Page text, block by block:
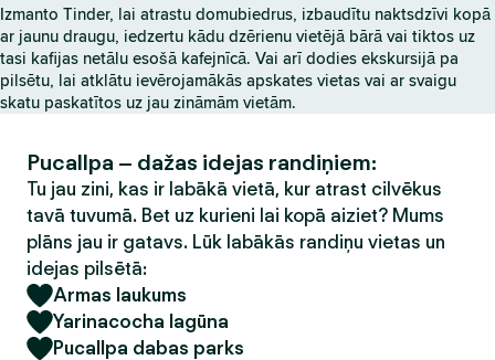
p
a
Izmanto Tinder, lai atrastu domubiedrus, izbaudītu naktsdzīvi kopā
ar jaunu draugu, iedzertu kādu dzērienu vietējā bārā vai tiktos uz
tasi kafijas netālu esošā kafejnīcā. Vai arī dodies ekskursijā pa
pilsētu, lai atklātu ievērojamākās apskates vietas vai ar svaigu
skatu paskatītos uz jau zināmām vietām.
Pucallpa – dažas idejas randiņiem:
Tu jau zini, kas ir labākā vietā, kur atrast cilvēkus
tavā tuvumā. Bet uz kurieni lai kopā aiziet? Mums
plāns jau ir gatavs. Lūk labākās randiņu vietas un
idejas pilsētā:
Armas laukums
Yarinacocha lagūna
Pucallpa dabas parks